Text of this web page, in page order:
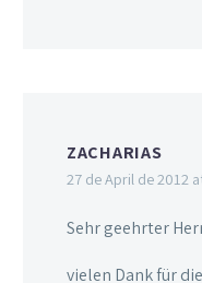
ZACHARIAS
27 de April de 2012
Sehr geehrter
vielen Dank für